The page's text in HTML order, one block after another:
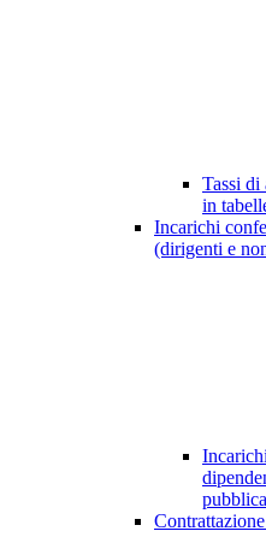
Tassi di
in
Incarichi
(dirigenti e